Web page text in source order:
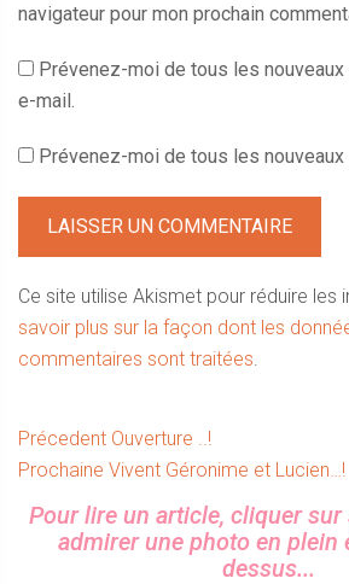
navigateur pour mon prochain
Prévenez-moi de tous les
e-mail.
Prévenez-moi de tous les
Ce site utilise Akismet pour réduire les
savoir plus sur la façon dont les
commentaires sont traitées.
Navigation
de
l’article
Précedent Article
précédent :
Ouverture ..!
Prochaine Article
Vivent Géronime et Lucien…!
Sidebar
Pour lire un article, cliquer sur
admirer une photo en plein
dessus...